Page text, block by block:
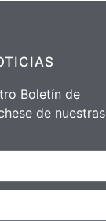
Boletín de
de nuestras